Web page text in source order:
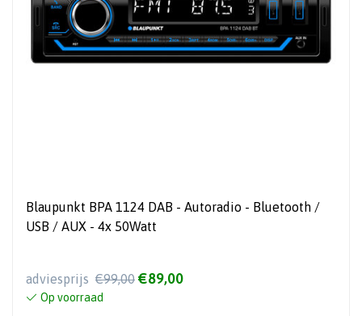
Blaupunkt BPA 1124 DAB - Autoradio - Bluetooth /
USB / AUX - 4x 50Watt
adviesprijs €99,00 €89,00
Op voorraad